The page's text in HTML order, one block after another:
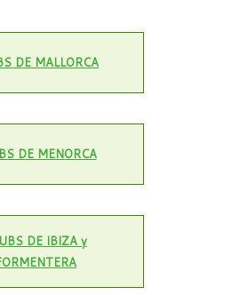
DE MALLORCA
DE MENORCA
DE IBIZA y